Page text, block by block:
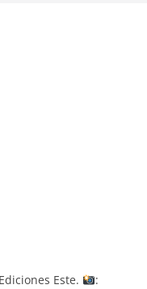
Este.
: